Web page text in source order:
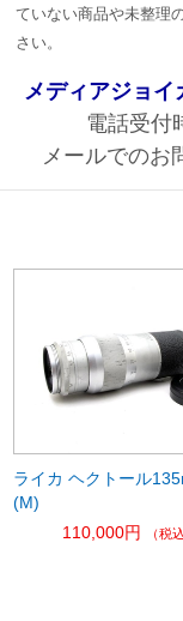
ていない商品や未整理
さい。
メディアジョ
電話受付
メールでのお
ライカ ヘクトール
(M)
110,000円
（税